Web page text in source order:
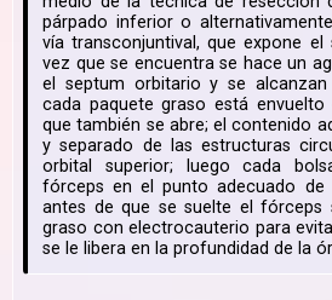
párpado inferior o
vía transconjuntival, que expone
vez que se encuentra se hace un
el septum orbitario y se
cada paquete graso está
que también se abre; el contenido
y separado de las estructuras
orbital superior; luego cada
fórceps en el punto adecuado de
antes de que se suelte el fórceps
graso con electrocauterio para
se le libera en la profundidad de la